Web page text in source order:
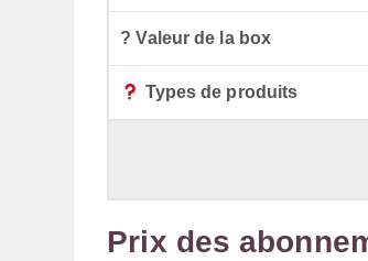
? Valeur de la box
Types de produits
Prix des